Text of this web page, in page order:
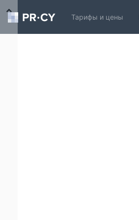
Тарифы и цены